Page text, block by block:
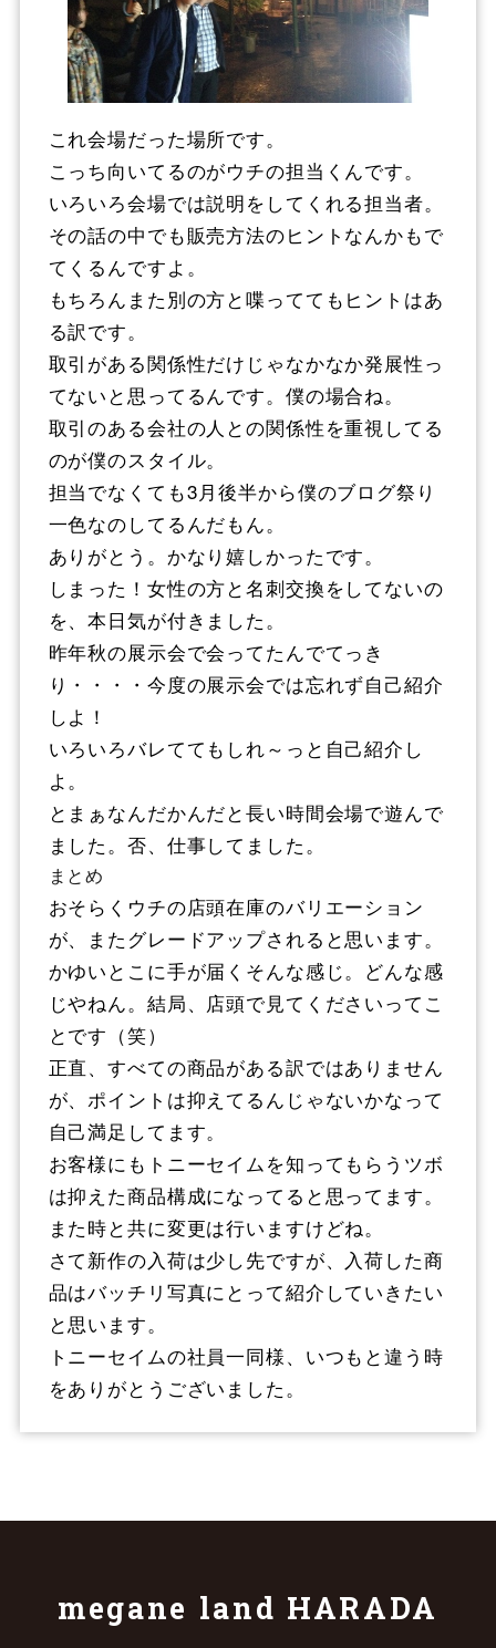
これ会場だった場所です。
こっち向いてるのがウチの担当くんです。
いろいろ会場では説明をしてくれる担当者。
その話の中でも販売方法のヒントなんかもで
てくるんですよ。
もちろんまた別の方と喋っててもヒントはあ
る訳です。
取引がある関係性だけじゃなかなか発展性っ
てないと思ってるんです。僕の場合ね。
取引のある会社の人との関係性を重視してる
のが僕のスタイル。
担当でなくても3月後半から僕のブログ祭り
一色なのしてるんだもん。
ありがとう。かなり嬉しかったです。
しまった！女性の方と名刺交換をしてないの
を、本日気が付きました。
昨年秋の展示会で会ってたんでてっき
り・・・・今度の展示会では忘れず自己紹介
しよ！
いろいろバレててもしれ～っと自己紹介し
よ。
とまぁなんだかんだと長い時間会場で遊んで
ました。否、仕事してました。
まとめ
おそらくウチの店頭在庫のバリエーション
が、またグレードアップされると思います。
かゆいとこに手が届くそんな感じ。どんな感
じやねん。結局、店頭で見てくださいってこ
とです（笑）
正直、すべての商品がある訳ではありません
が、ポイントは抑えてるんじゃないかなって
自己満足してます。
お客様にもトニーセイムを知ってもらうツボ
は抑えた商品構成になってると思ってます。
また時と共に変更は行いますけどね。
さて新作の入荷は少し先ですが、入荷した商
品はバッチリ写真にとって紹介していきたい
と思います。
トニーセイムの社員一同様、いつもと違う時
をありがとうございました。
megane land HARADA